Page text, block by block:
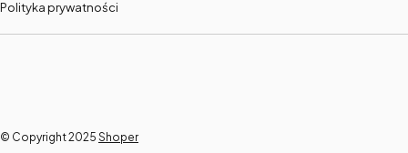
Polityka prywatności
© Copyright 2025 Shoper